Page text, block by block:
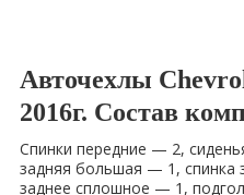
Авточехлы
2016г. Состав
Спинки передние — 2,
задняя большая — 1, спинка
заднее сплошное — 1,